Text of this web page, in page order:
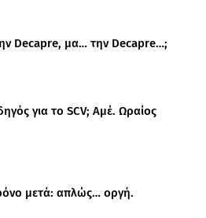
Decapre, μα… την Decapre…;
για το SCV; Αμέ. Ωραίος
μετά: απλώς… οργή.